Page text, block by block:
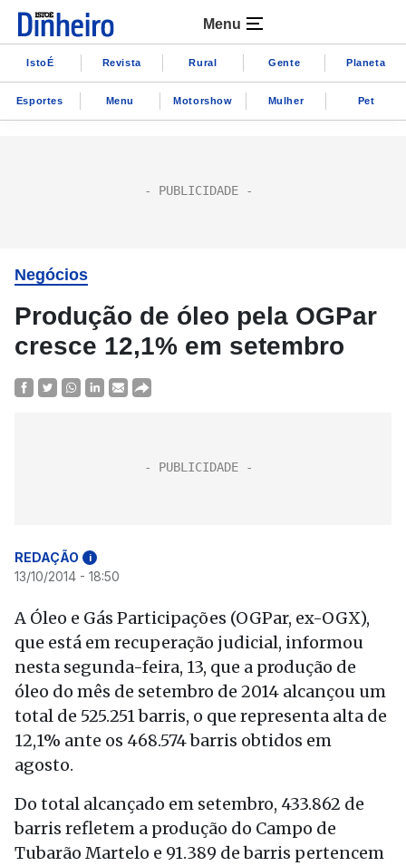
Menu
IstoÉ Revista Rural Gente Planeta
Esportes Menu Motorshow Mulher Pet
Negócios
Produção de óleo pela OGPar
cresce 12,1% em setembro
REDAÇÃO i
13/10/2014 - 18:50
A Óleo e Gás Participações (OGPar, ex-OGX),
que está em recuperação judicial, informou
nesta segunda-feira, 13, que a produção de
óleo do mês de setembro de 2014 alcançou um
total de 525.251 barris, o que representa alta de
12,1% ante os 468.574 barris obtidos em
agosto.
Do total alcançado em setembro, 433.862 de
barris refletem a produção do Campo de
Tubarão Martelo e 91.389 de barris pertencem